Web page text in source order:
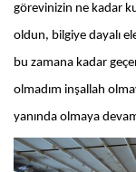
görevinizin ne kadar
oldun, bilgiye dayalı
bu zamana kadar
olmadım inşallah
yanında olmaya